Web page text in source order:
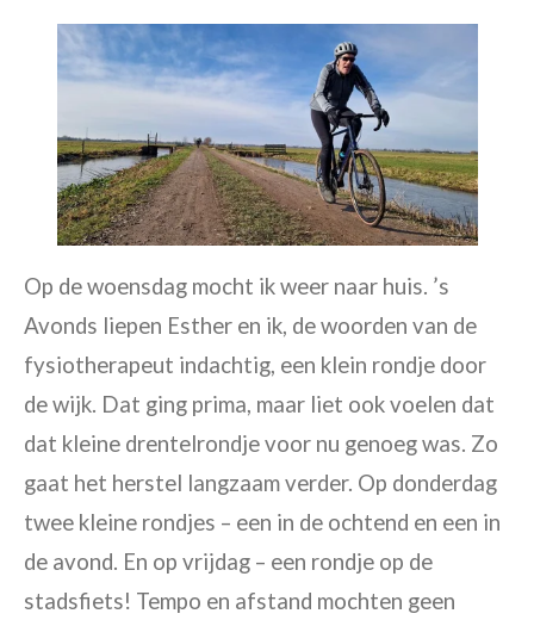
Op de woensdag mocht ik weer naar huis. ’s
Avonds liepen Esther en ik, de woorden van de
fysiotherapeut indachtig, een klein rondje door
de wijk. Dat ging prima, maar liet ook voelen dat
dat kleine drentelrondje voor nu genoeg was. Zo
gaat het herstel langzaam verder. Op donderdag
twee kleine rondjes – een in de ochtend en een in
de avond. En op vrijdag – een rondje op de
stadsfiets! Tempo en afstand mochten geen